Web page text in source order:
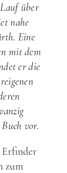
über
nahe
Eine
mit dem
er die
vor.
Erfinder
zum